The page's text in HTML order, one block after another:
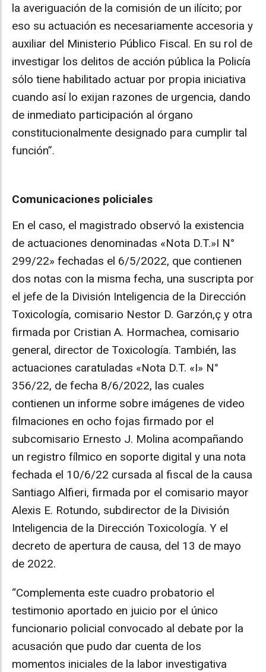
la averiguación de la comisión de un ilícito; por
eso su actuación es necesariamente accesoria y
auxiliar del Ministerio Público Fiscal. En su rol de
investigar los delitos de acción pública la Policía
sólo tiene habilitado actuar por propia iniciativa
cuando así lo exijan razones de urgencia, dando
de inmediato participación al órgano
constitucionalmente designado para cumplir tal
función”.
Comunicaciones policiales
En el caso, el magistrado observó la existencia
de actuaciones denominadas «Nota D.T.»I N°
299/22» fechadas el 6/5/2022, que contienen
dos notas con la misma fecha, una suscripta por
el jefe de la División Inteligencia de la Dirección
Toxicología, comisario Nestor D. Garzón,ç y otra
firmada por Cristian A. Hormachea, comisario
general, director de Toxicología. También, las
actuaciones caratuladas «Nota D.T. «I» N°
356/22, de fecha 8/6/2022, las cuales
contienen un informe sobre imágenes de video
filmaciones en ocho fojas firmado por el
subcomisario Ernesto J. Molina acompañando
un registro fílmico en soporte digital y una nota
fechada el 10/6/22 cursada al fiscal de la causa
Santiago Alfieri, firmada por el comisario mayor
Alexis E. Rotundo, subdirector de la División
Inteligencia de la Dirección Toxicología. Y el
decreto de apertura de causa, del 13 de mayo
de 2022.
“Complementa este cuadro probatorio el
testimonio aportado en juicio por el único
funcionario policial convocado al debate por la
acusación que pudo dar cuenta de los
momentos iniciales de la labor investigativa